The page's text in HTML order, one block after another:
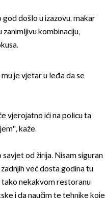
god došlo u izazovu, makar
zanimljivu kombinaciju,
je vjetar u leđa da se
vjerojatno ići na policu ta
kaže.
od žirija. Nisam siguran
već dosta godina tu
tako nekakvom restoranu
i da naučim te tehnike koje